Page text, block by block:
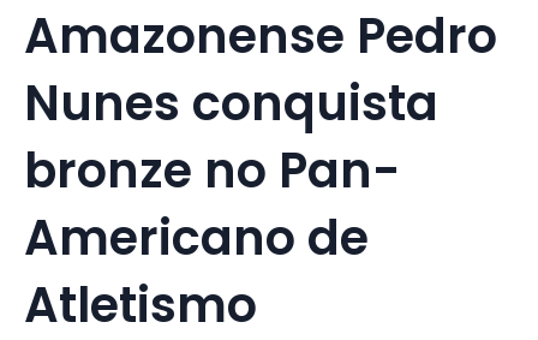
Amazonense Pedro
Nunes conquista
bronze no Pan-
Americano de
Atletismo